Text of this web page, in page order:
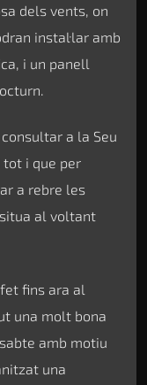
dels vents, on
instal·lar amb
i un panell
a la Seu
tot i que per
a rebre les
al voltant
fins ara al
una molt bona
amb motiu
una